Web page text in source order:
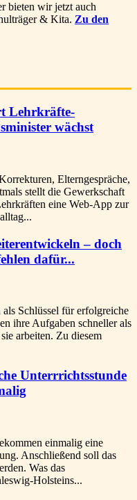
bieten wir jetzt auch
& Kita. Zu den
Lehrkräfte-
wächst
Elterngespräche,
stellt die Gewerkschaft
eine Web-App zur
– doch
dafür...
Schlüssel für erfolgreiche
ihre Aufgaben schneller als
arbeiten. Zu diesem
Unterrrichtsstunde
einmalig eine
Anschließend soll das
Was das
Holsteins...